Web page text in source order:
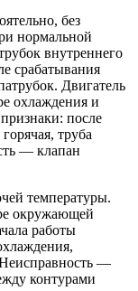
без
нормальной
внутреннего
срабатывания
Двигатель
охлаждения и
после
труба
— клапан
температуры.
окружающей
работы
Неисправность —
контурами